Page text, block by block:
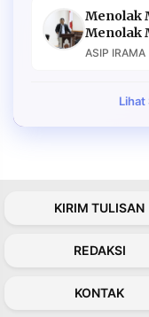
Menolak
Menolak
ASIP IRAMA
Lihat
KIRIM TULISAN
REDAKSI
KONTAK